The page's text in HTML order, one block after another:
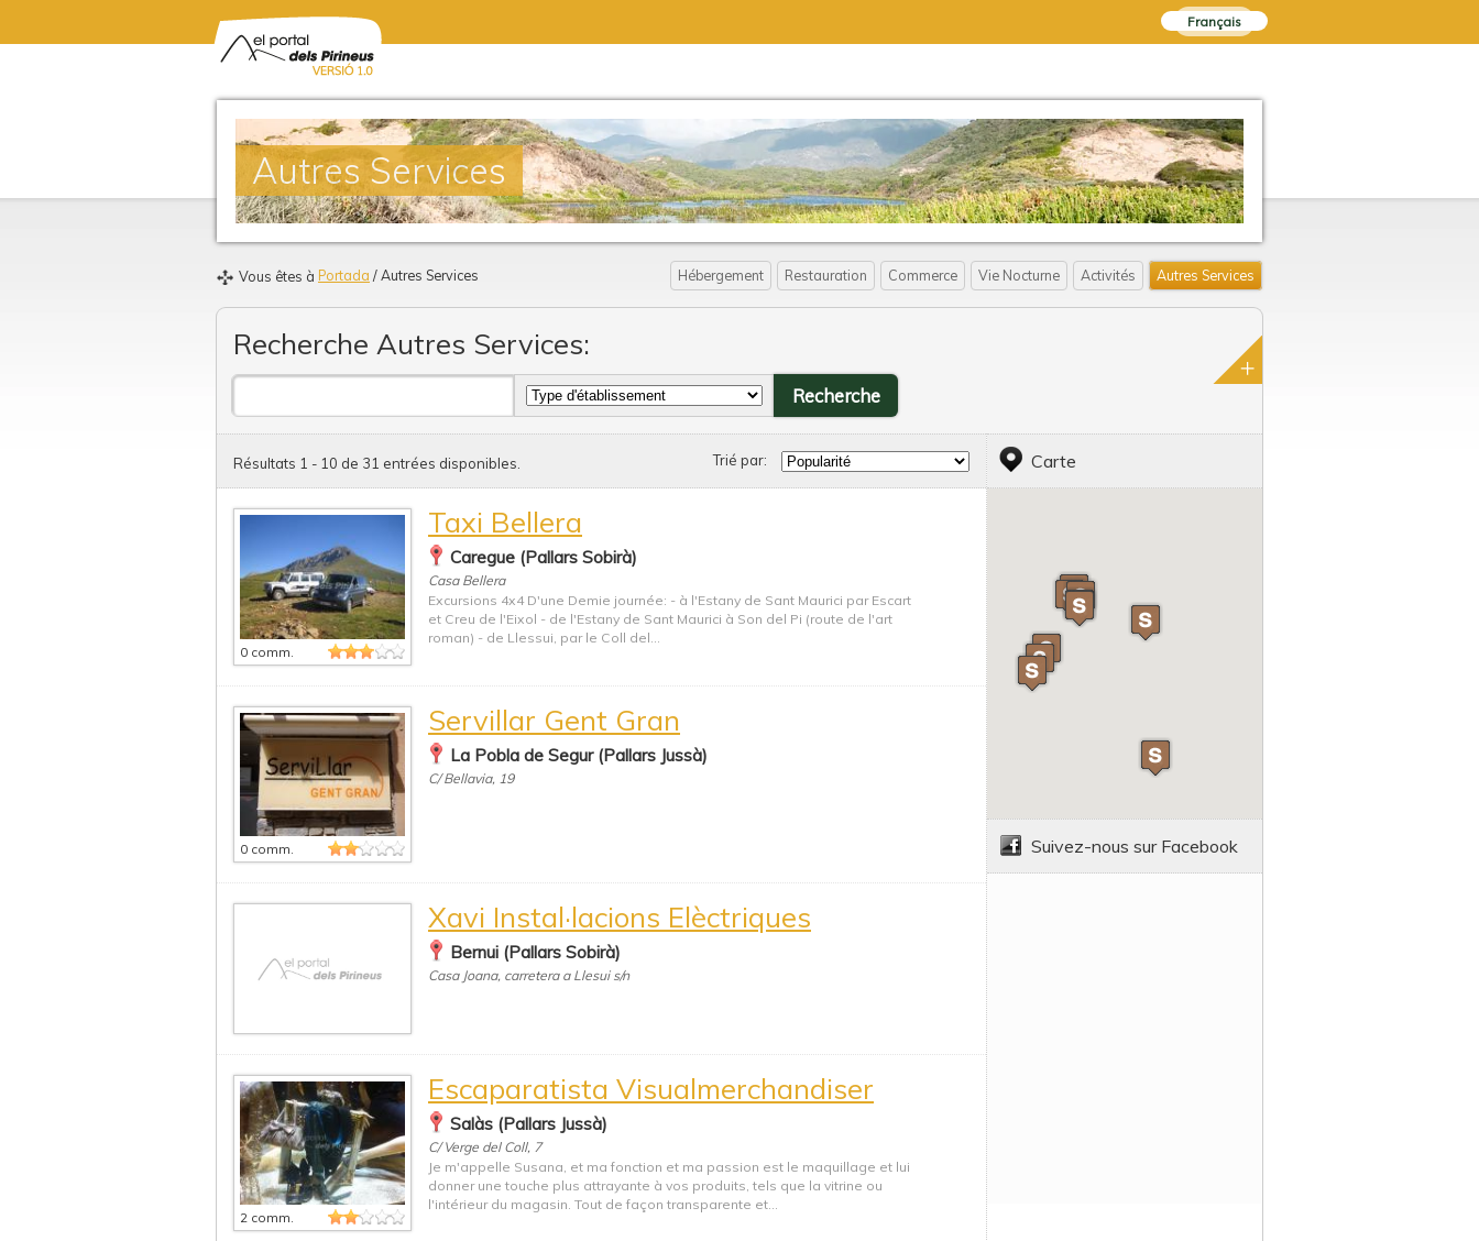
Français
Autres Services
Vous êtes à Portada / Autres Services Hébergement Restauration Commerce Vie Nocturne Activités Autres Services
Recherche Autres Services:
Résultats 1 - 10 de 31 entrées disponibles. Trié par:
0 comm.
Taxi Bellera
Caregue (Pallars Sobirà)
Casa Bellera
Excursions 4x4 D'une Demie journée: - à l'Estany de Sant Maurici par Escart
et Creu de l'Eixol - de l'Estany de Sant Maurici à Son del Pi (route de l'art
roman) - de Llessui, par le Coll del...
0 comm.
Servillar Gent Gran
La Pobla de Segur (Pallars Jussà)
C/ Bellavia, 19
Xavi Instal·lacions Elèctriques
Bernui (Pallars Sobirà)
Casa Joana, carretera a Llesui s/n
2 comm.
Escaparatista Visualmerchandiser
Salàs (Pallars Jussà)
C/ Verge del Coll, 7
Je m'appelle Susana, et ma fonction et ma passion est le maquillage et lui
donner une touche plus attrayante à vos produits, tels que la vitrine ou
l'intérieur du magasin. Tout de façon transparente et...
Carte
Suivez-nous sur Facebook